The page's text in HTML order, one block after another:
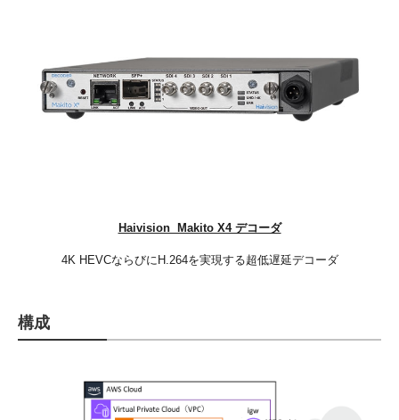
​Haivision Makito X4 デコーダ
4K HEVCならびにH.264を実現する超低遅延デコーダ​
構成